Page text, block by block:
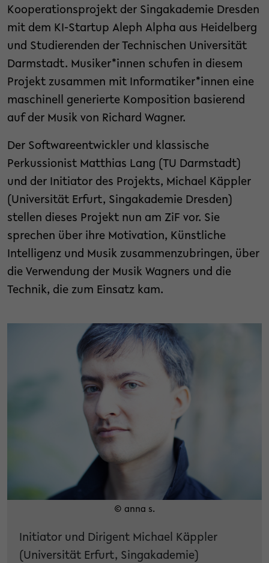
Kooperationsprojekt der Singakademie Dresden
mit dem KI-Startup Aleph Alpha aus Heidelberg
und Studierenden der Technischen Universität
Darmstadt. Musiker*innen schufen in diesem
Projekt zusammen mit Informatiker*innen eine
maschinell generierte Komposition basierend
auf der Musik von Richard Wagner.
Der Softwareentwickler und klassische
Perkussionist Matthias Lang (TU Darmstadt)
und der Initiator des Projekts, Michael Käppler
(Universität Erfurt, Singakademie Dresden)
stellen dieses Projekt nun am ZiF vor. Sie
sprechen über ihre Motivation, Künstliche
Intelligenz und Musik zusammenzubringen, über
die Verwendung der Musik Wagners und die
Technik, die zum Einsatz kam.
© anna s.
Initiator und Dirigent Michael Käppler
(Universität Erfurt, Singakademie)